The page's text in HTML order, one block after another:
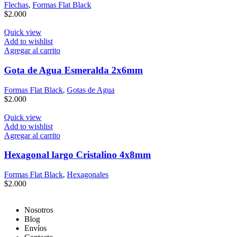
Flechas, Formas Flat Black
$2.000
Quick view
Add to wishlist
Agregar al carrito
Gota de Agua Esmeralda 2x6mm
Formas Flat Black, Gotas de Agua
$2.000
Quick view
Add to wishlist
Agregar al carrito
Hexagonal largo Cristalino 4x8mm
Formas Flat Black, Hexagonales
$2.000
Nosotros
Blog
Envíos